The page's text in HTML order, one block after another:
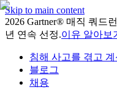
Skip to main content
2026 Gartner® 매직 쿼드
년 연속 선정.이유 알아보
침해 사고를 겪고
블로그
채용